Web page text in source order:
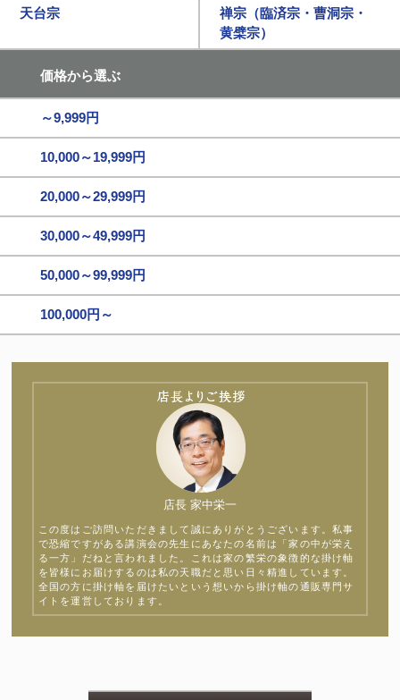
天台宗
禅宗（臨済宗・曹洞宗・
黄檗宗）
価格から選ぶ
～9,999円
10,000～19,999円
20,000～29,999円
30,000～49,999円
50,000～99,999円
100,000円～
店長 家中栄一
この度はご訪問いただきまして誠にありがとうございます。私事
で恐縮ですがある講演会の先生にあなたの名前は「家の中が栄え
る一方」だねと言われました。これは家の繁栄の象徴的な掛け軸
を皆様にお届けするのは私の天職だと思い日々精進しています。
全国の方に掛け軸を届けたいという想いから掛け軸の通販専門サ
イトを運営しております。